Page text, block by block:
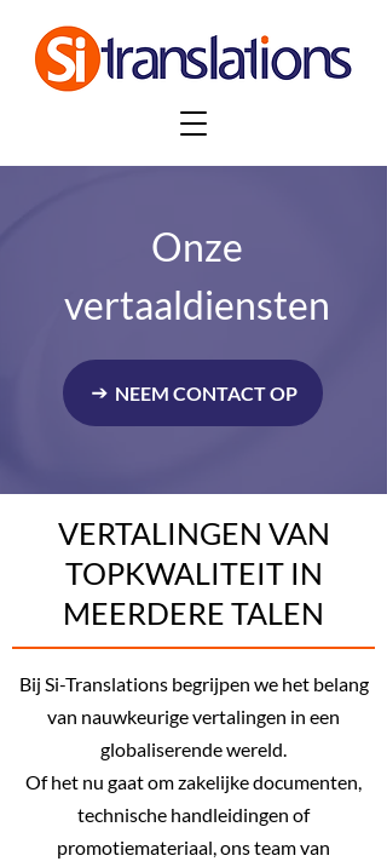
Onze
vertaaldiensten
NEEM CONTACT OP
VERTALINGEN VAN
TOPKWALITEIT IN
MEERDERE TALEN
Bij Si-Translations begrijpen we het belang
van nauwkeurige vertalingen in een
globaliserende wereld.
Of het nu gaat om zakelijke documenten,
technische handleidingen of
promotiemateriaal, ons team van